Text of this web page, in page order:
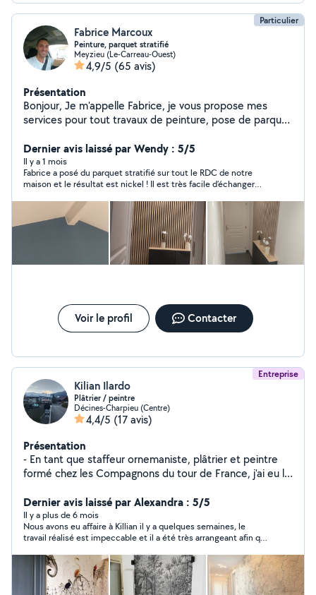
Particulier
Fabrice Marcoux
Peinture, parquet stratifié
Meyzieu (Le-Carreau-Ouest)
4,9/5 (65 avis)
Présentation
Bonjour, Je m'appelle Fabrice, je vous propose mes
services pour tout travaux de peinture, pose de parquet
miroirs, nettoyage de terrasse et extérieur au karcher,
nettoyage,démoussage de tuiles et passage produit
hydrofuge. travail soigné N'hésitez pas à me contacter
pour un devis, je réponds rapidement.
Dernier avis laissé par Wendy : 5/5
Il y a 1 mois
Fabrice a posé du parquet stratifié sur tout le RDC de notre
maison et le résultat est nickel ! Il est très facile d’échanger
sérieusement et avec soin, la pose et les finitions sont très
bien faites. Merci pour tout ! Nous recommandons
chaudement Fabrice.
Voir le profil Contacter
Entreprise
Kilian Ilardo
Plâtrier / peintre
Décines-Charpieu (Centre)
4,4/5 (17 avis)
Présentation
- En tant que staffeur ornemaniste, plâtrier et peintre
formé chez les Compagnons du tour de France, j'ai eu le
Irlande, me permettant d'enrichir ma palette de
compétences. - Rénovation totale, une simple retouche
ou une création sur mesure, je suis là pour répondre à
vos besoins. Peinture, plâtrerie, décoration - mon
expertise couvre tous les aspects de votre projet. - Je
m'engage pleinement dans la satisfaction de mes
clients, considérant chaque projet comme une
Dernier avis laissé par Alexandra : 5/5
Il y a plus de 6 mois
Nous avons eu affaire à Killian il y a quelques semaines, le
travail réalisé est impeccable et il a été très arrangeant afin que
pu lire ne justifient pas à sa juste valeur son travail. Nous
recommandons les yeux fermés ! Merci encore Killian